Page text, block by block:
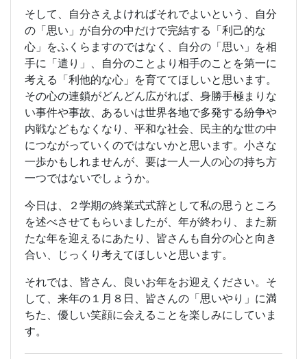
そして、自分さえよければそれでよいという、自分
の「思い」が自分の中だけで完結する「利己的な
心」をふくらますのではなく、自分の「思い」を相
手に「遣り」、自分のことより相手のことを第一に
考える「利他的な心」を育ててほしいと思います。
その心の連鎖がどんどん広がれば、身勝手極まりな
い事件や事故、あるいは世界各地で多発する紛争や
内戦などもなくなり、平和な社会、民主的な世の中
につながっていくのではないかと思います。小さな
一歩かもしれませんが、要は一人一人の心の持ち方
一つではないでしょうか。
今日は、２学期の終業式式辞として私の思うところ
を述べさせてもらいましたが、年が終わり、また新
たな年を迎えるにあたり、皆さんも自分の心と向き
合い、じっくり考えてほしいと思います。
それでは、皆さん、良いお年をお迎えください。そ
して、来年の１月８日、皆さんの「思いやり」に満
ちた、優しい笑顔に会えることを楽しみにしていま
す。